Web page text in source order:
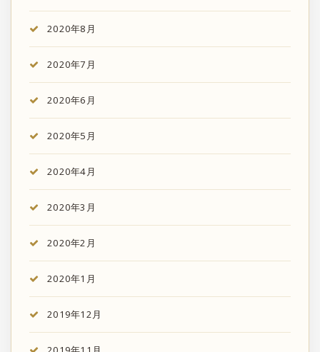
2020年8月
2020年7月
2020年6月
2020年5月
2020年4月
2020年3月
2020年2月
2020年1月
2019年12月